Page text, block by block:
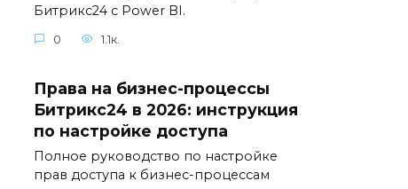
Битрикс24 с Power BI.
0 1.1к.
Права на бизнес-процессы
Битрикс24 в 2026: инструкция
по настройке доступа
Полное руководство по настройке
прав доступа к бизнес-процессам